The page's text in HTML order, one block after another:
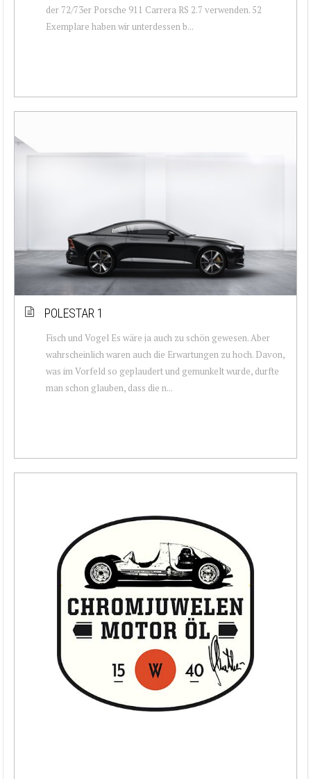
der 72/73er Porsche 911 Carrera RS 2.7 verwenden. 52
Exemplare haben wir unterdessen b...
POLESTAR 1
Fisch und Vogel Es wäre ja auch zu schön gewesen. Aber
wahrscheinlich waren auch die Erwartungen zu hoch. Davon,
was im Vorfeld so geplaudert und gemunkelt wurde, durfte
man schon glauben, dass die n...